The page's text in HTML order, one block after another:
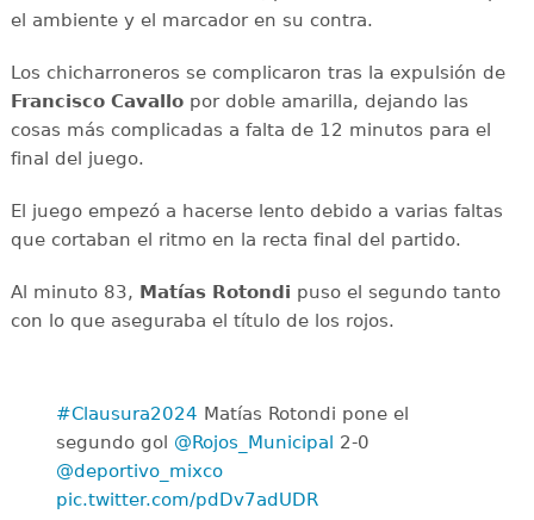
el ambiente y el marcador en su contra.
Los chicharroneros se complicaron tras la expulsión de
Francisco Cavallopor doble amarilla, dejando las
cosas más complicadas a falta de 12 minutos para el
final del juego.
El juego empezó a hacerse lento debido a varias faltas
que cortaban el ritmo en la recta final del partido.
Al minuto 83, Matías Rotondi puso el segundo tanto
con lo que aseguraba el título de los rojos.
#Clausura2024 Matías Rotondi pone el
segundo gol @Rojos_Municipal 2-0
@deportivo_mixco
pic.twitter.com/pdDv7adUDR